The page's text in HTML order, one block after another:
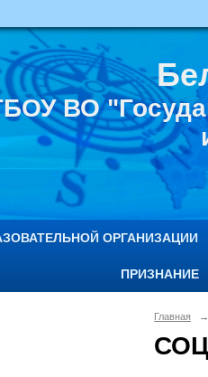
ВО
ОРГАНИЗАЦИИ
ПРИЗНАНИЕ
Главная →